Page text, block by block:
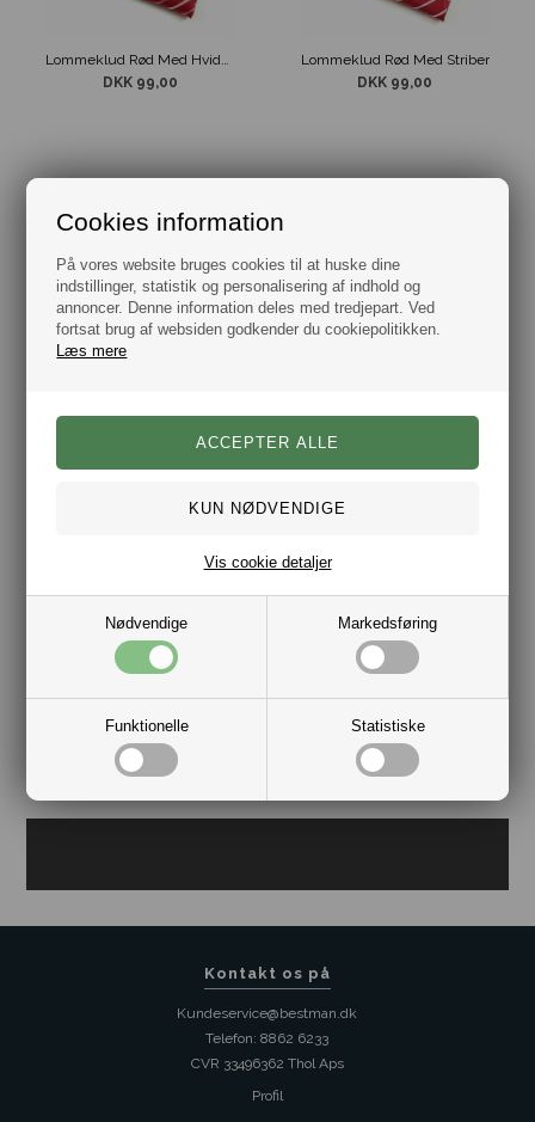
Cookies information
På vores website bruges cookies til at huske dine
indstillinger, statistik og personalisering af indhold og
annoncer. Denne information deles med tredjepart. Ved
fortsat brug af websiden godkender du cookiepolitikken.
Læs mere
Nødvendige Markedsføring
Funktionelle Statistiske
Vis cookie detaljer
Lommeklud Rød Med Hvide Striber
DKK 99,00
Lommeklud Rød Med Striber
DKK 99,00
DKK 139,00
Kontakt os på
Kundeservice@bestman.dk
Telefon: 8862 6233
CVR 33496362 Thol Aps
Profil